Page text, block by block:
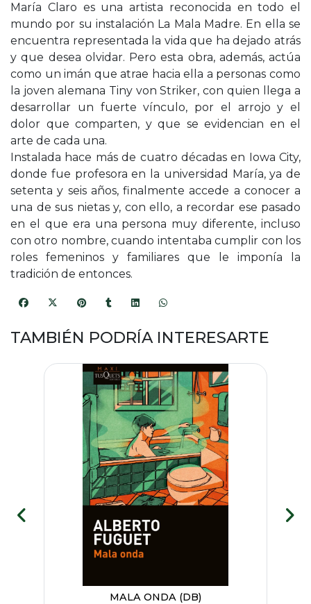
María Claro es una artista reconocida en todo el
mundo por su instalación La Mala Madre. En ella se
encuentra representada la vida que ha dejado atrás
y que desea olvidar. Pero esta obra, además, actúa
como un imán que atrae hacia ella a personas como
la joven alemana Tiny von Striker, con quien llega a
desarrollar un fuerte vínculo, por el arrojo y el
dolor que comparten, y que se evidencian en el
arte de cada una.
Instalada hace más de cuatro décadas en Iowa City,
donde fue profesora en la universidad María, ya de
setenta y seis años, finalmente accede a conocer a
una de sus nietas y, con ello, a recordar ese pasado
en el que era una persona muy diferente, incluso
con otro nombre, cuando intentaba cumplir con los
roles femeninos y familiares que le imponía la
tradición de entonces.
TAMBIÉN PODRÍA INTERESARTE
MALA ONDA (DB)